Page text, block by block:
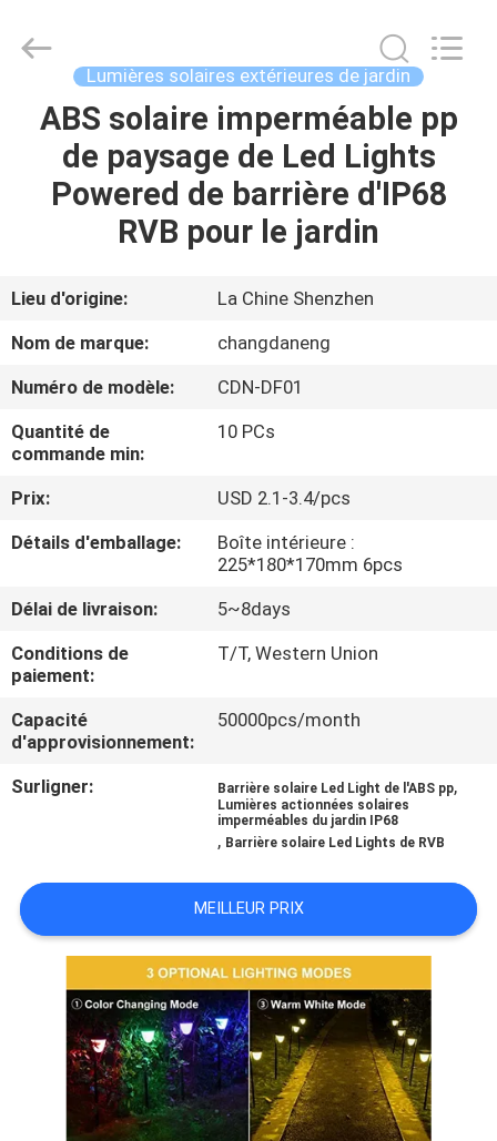
MAISON
DES
PRODUITS
À
PROPOS
DE
VISITE
L'USINE
CONTRÔLE
DE
QUALITÉ
NOUS
NOUVELLES
DEMANDER
DEVIS
Technology
Reserved.
Lumières solaires extérieures de jardin
ABS solaire imperméable pp
de paysage de Led Lights
Powered de barrière d'IP68
RVB pour le jardin
Lieu d'origine:
La Chine Shenzhen
Nom de marque:
changdaneng
Numéro de modèle:
CDN-DF01
Quantité de
commande min:
10 PCs
Prix:
USD 2.1-3.4/pcs
Détails d'emballage:
Boîte intérieure :
225*180*170mm 6pcs
Délai de livraison:
5~8days
Conditions de
paiement:
T/T, Western Union
Capacité
d'approvisionnement:
50000pcs/month
Surligner: Barrière solaire Led Light de l'ABS pp,
Lumières actionnées solaires
imperméables du jardin IP68
, Barrière solaire Led Lights de RVB
MEILLEUR PRIX